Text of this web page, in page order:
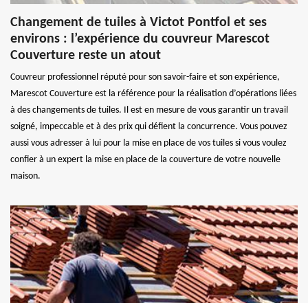
Changement de tuiles à Victot Pontfol et ses
environs : l’expérience du couvreur Marescot
Couverture reste un atout
Couvreur professionnel réputé pour son savoir-faire et son expérience,
Marescot Couverture est la référence pour la réalisation d’opérations liées
à des changements de tuiles. Il est en mesure de vous garantir un travail
soigné, impeccable et à des prix qui défient la concurrence. Vous pouvez
aussi vous adresser à lui pour la mise en place de vos tuiles si vous voulez
confier à un expert la mise en place de la couverture de votre nouvelle
maison.